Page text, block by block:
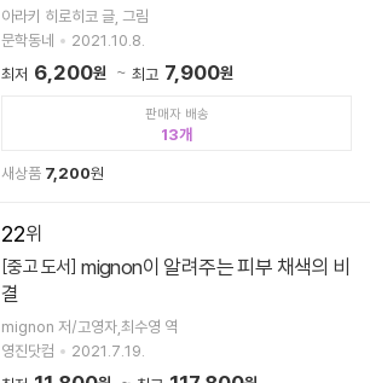
아라키 히로히코 글, 그림
문학동네
2021.10.8.
최저 6,200원 최고 7,900원
판매자 배송
13
새상품 7,200원
22
[중고 도서] mignon이 알려주는 피부 채색의 비
결
mignon 저/고영자,최수영 역
영진닷컴
2021.7.19.